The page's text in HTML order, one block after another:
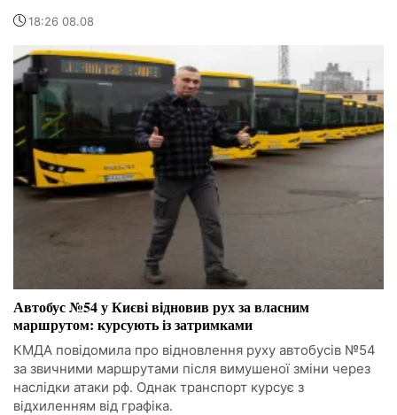
18:26 08.08
Автобус №54 у Києві відновив рух за власним
маршрутом: курсують із затримками
КМДА повідомила про відновлення руху автобусів №54
за звичними маршрутами після вимушеної зміни через
наслідки атаки рф. Однак транспорт курсує з
відхиленням від графіка.